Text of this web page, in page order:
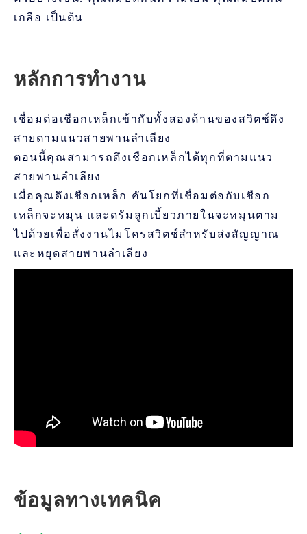
เกลือ เป็นต้น
หลักการทำงาน
เชื่อมต่อเชือกเหล็กเข้ากับทั้งสองด้านของสวิตช์ดึง
สายตามแนวสายพานลำเลียง
ตอนนี้คุณสามารถดึงเชือกเหล็กได้ทุกที่ตามแนว
สายพานลำเลียง
เมื่อคุณดึงเชือกเหล็ก คันโยกที่เชื่อมต่อกับเชือก
เหล็กจะหมุน และดรัมลูกเบี้ยวภายในจะหมุนตาม
ไปด้วยเพื่อสั่งงานไมโครสวิตช์สำหรับส่งสัญญาณ
และหยุดสายพานลำเลียง
ข้อมูลทางเทคนิค